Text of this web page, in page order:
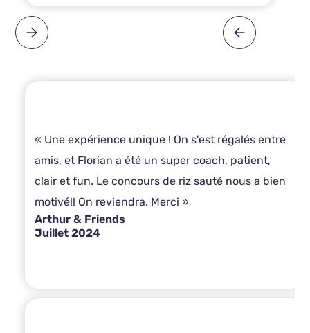
« Une expérience unique ! On s'est régalés entre
amis, et Florian a été un super coach, patient,
clair et fun. Le concours de riz sauté nous a bien
motivé!! On reviendra. Merci »
Arthur & Friends
Juillet 2024